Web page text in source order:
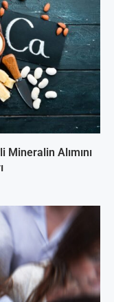
Mineralin Alımını